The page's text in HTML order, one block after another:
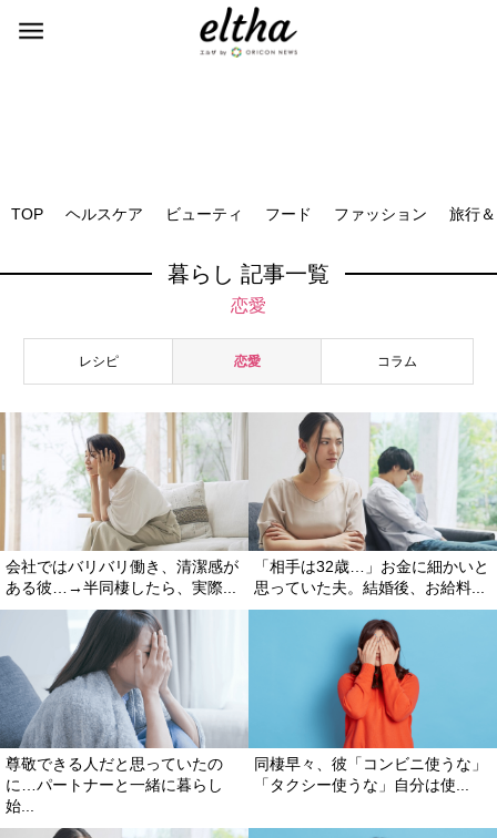
TOP ヘルスケア ビューティ フード ファッション 旅行
暮らし 記事一覧
恋愛
レシピ 恋愛 コラム
会社ではバリバリ働き、清潔感が
ある彼…→半同棲したら、実際...
「相手は32歳…」お金に細かいと
思っていた夫。結婚後、お給料...
尊敬できる人だと思っていたの
に…パートナーと一緒に暮らし
始...
同棲早々、彼「コンビニ使うな」
「タクシー使うな」自分は使...